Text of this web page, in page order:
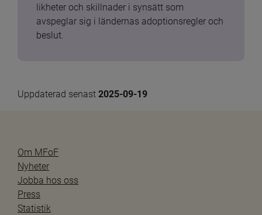
likheter och skillnader i synsätt som
avspeglar sig i ländernas adoptionsregler och
beslut.
Uppdaterad senast 2025-09-19
Om MFoF
Nyheter
Jobba hos oss
Press
Statistik